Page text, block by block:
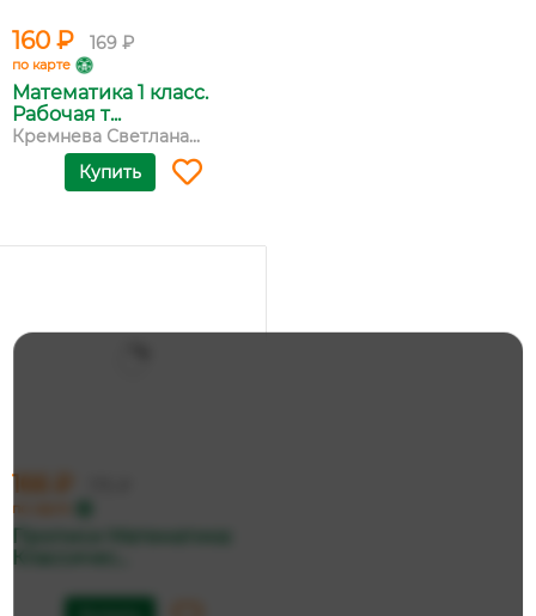
160 ₽ 169 ₽
по карте
Математика 1 класс.
Рабочая т...
Кремнева Светлана...
Купить
166 ₽
по карте
Классичес...